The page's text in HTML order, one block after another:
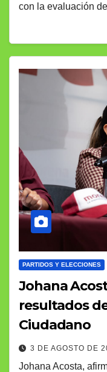
con la evaluación
PARTIDOS Y ELECCIONES
Johana
resultados
Ciudadano
3 DE AGOSTO DE
Johana Acosta,